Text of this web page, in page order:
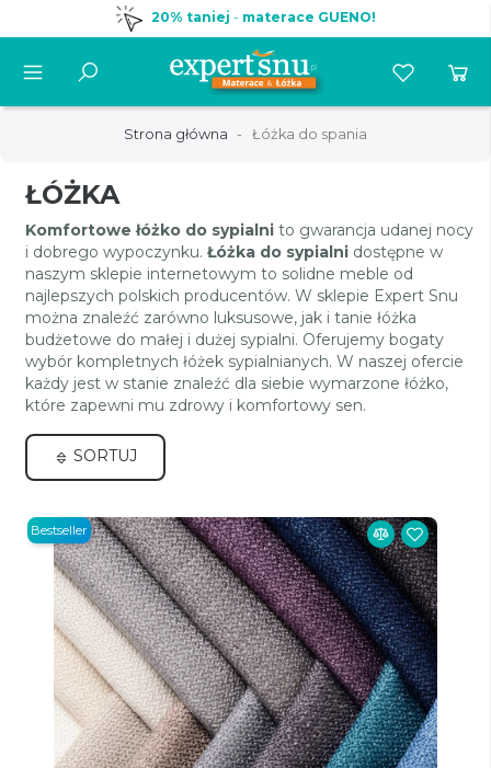
20% taniej - materace GUENO!
Strona główna Łóżka do spania
ŁÓŻKA
Komfortowe łóżko do sypialni to gwarancja udanej nocy
i dobrego wypoczynku. Łóżka do sypialni dostępne w
naszym sklepie internetowym to solidne meble od
najlepszych polskich producentów. W sklepie Expert Snu
można znaleźć zarówno luksusowe, jak i tanie łóżka
budżetowe do małej i dużej sypialni. Oferujemy bogaty
wybór kompletnych łóżek sypialnianych. W naszej ofercie
każdy jest w stanie znaleźć dla siebie wymarzone łóżko,
które zapewni mu zdrowy i komfortowy sen.
SORTUJ
Bestseller